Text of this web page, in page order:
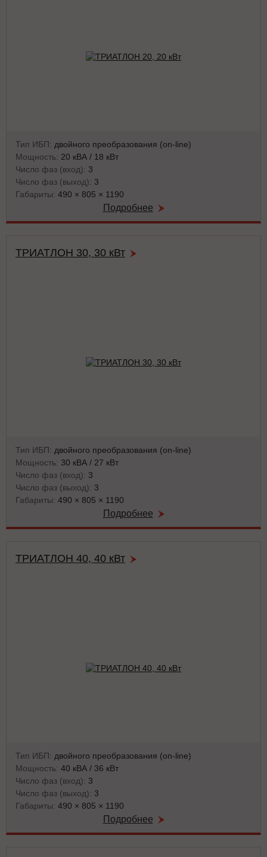
Тип ИБП: двойного преобразования (on-line)
Мощность: 20 кВА / 18 кВт
Число фаз (вход): 3
Число фаз (выход): 3
Габариты: 490 × 805 × 1190
Подробнее
ТРИАТЛОН 30, 30 кВт
Тип ИБП: двойного преобразования (on-line)
Мощность: 30 кВА / 27 кВт
Число фаз (вход): 3
Число фаз (выход): 3
Габариты: 490 × 805 × 1190
Подробнее
ТРИАТЛОН 40, 40 кВт
Тип ИБП: двойного преобразования (on-line)
Мощность: 40 кВА / 36 кВт
Число фаз (вход): 3
Число фаз (выход): 3
Габариты: 490 × 805 × 1190
Подробнее